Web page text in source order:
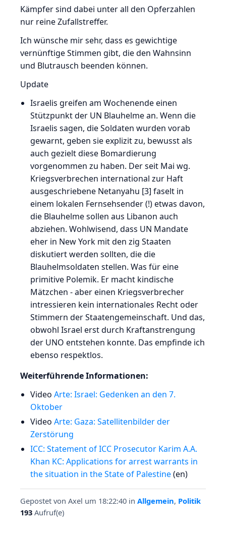
Kämpfer sind dabei unter all den Opferzahlen
nur reine Zufallstreffer.
Ich wünsche mir sehr, dass es gewichtige
vernünftige Stimmen gibt, die den Wahnsinn
und Blutrausch beenden können.
Update
Israelis greifen am Wochenende einen
Stützpunkt der UN Blauhelme an. Wenn die
Israelis sagen, die Soldaten wurden vorab
gewarnt, geben sie explizit zu, bewusst als
auch gezielt diese Bomardierung
vorgenommen zu haben. Der seit Mai wg.
Kriegsverbrechen international zur Haft
ausgeschriebene Netanyahu [3] faselt in
einem lokalen Fernsehsender (!) etwas davon,
die Blauhelme sollen aus Libanon auch
abziehen. Wohlwisend, dass UN Mandate
eher in New York mit den zig Staaten
diskutiert werden sollten, die die
Blauhelmsoldaten stellen. Was für eine
primitive Polemik. Er macht kindische
Mätzchen - aber einen Kriegsverbrecher
intressieren kein internationales Recht oder
Stimmern der Staatengemeinschaft. Und das,
obwohl Israel erst durch Kraftanstrengung
der UNO entstehen konnte. Das empfinde ich
ebenso respektlos.
Weiterführende Informationen:
Video Arte: Israel: Gedenken an den 7.
Oktober
Video Arte: Gaza: Satellitenbilder der
Zerstörung
ICC: Statement of ICC Prosecutor Karim A.A.
Khan KC: Applications for arrest warrants in
the situation in the State of Palestine(en)
Gepostet von Axel um 18:22:40 in Allgemein, Politik
193 Aufruf(e)